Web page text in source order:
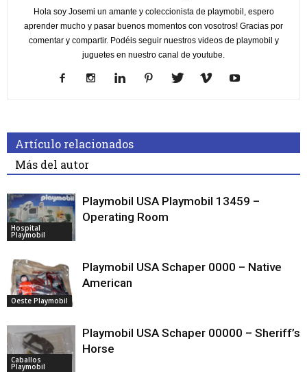
Hola soy Josemi un amante y coleccionista de playmobil, espero
aprender mucho y pasar buenos momentos con vosotros! Gracias por
comentar y compartir. Podéis seguir nuestros videos de playmobil y
juguetes en nuestro canal de youtube.
Artículo relacionados
Más del autor
Hospital
Playmobil
Playmobil USA Playmobil 13459 –
Operating Room
Oeste Playmobil
Playmobil USA Schaper 0000 – Native
American
Caballos
Playmobil
Playmobil USA Schaper 00000 – Sheriff’s
Horse